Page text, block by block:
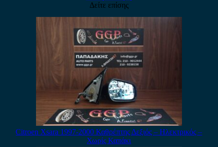
Δείτε επίσης
Citroen Xsara 1997-2000 Καθρέπτης Δεξιός – Ηλεκτρικός –
Χωρίς Καπάκι